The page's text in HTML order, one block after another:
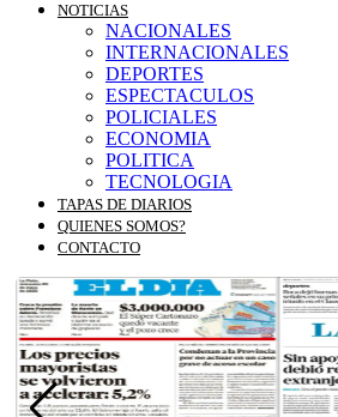
NOTICIAS
NACIONALES
INTERNACIONALES
DEPORTES
ESPECTACULOS
POLICIALES
ECONOMIA
POLITICA
TECNOLOGIA
TAPAS DE DIARIOS
QUIENES SOMOS?
CONTACTO